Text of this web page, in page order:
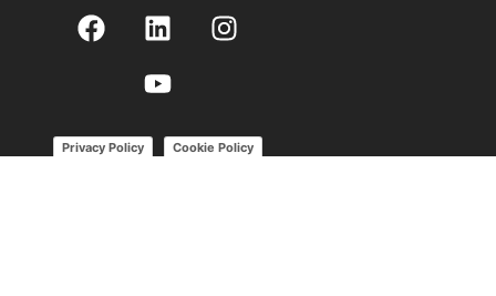
Privacy Policy Cookie Policy